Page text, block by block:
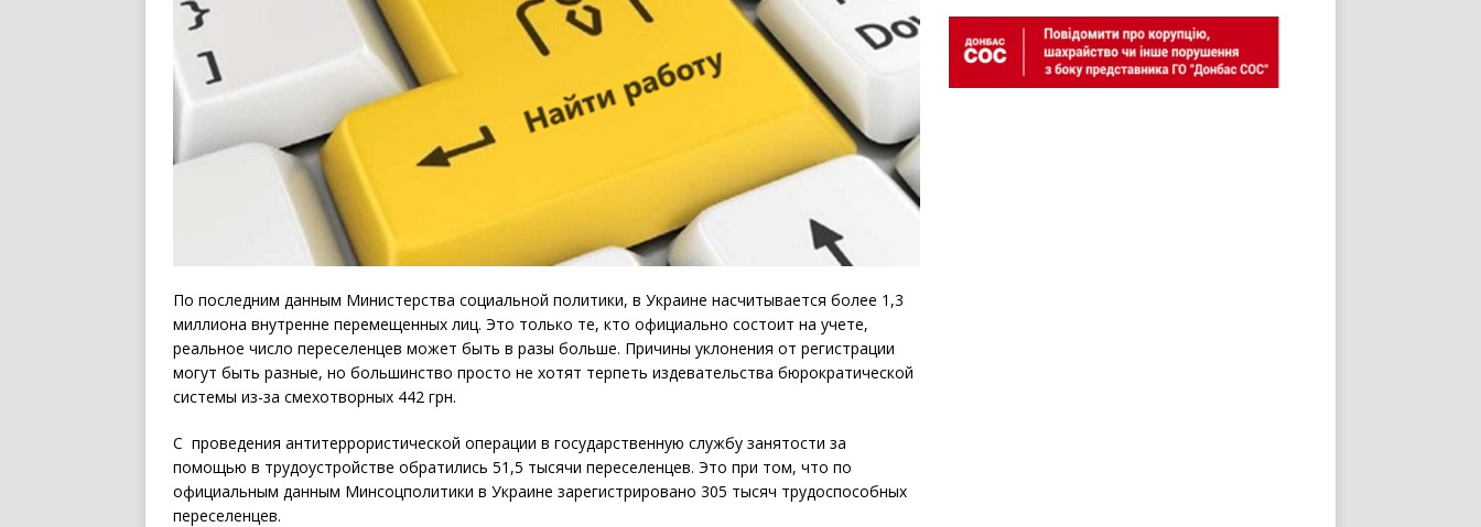
По последним данным Министерства социальной политики, в Украине насчитывается более 1,3
миллиона внутренне перемещенных лиц. Это только те, кто официально состоит на учете,
реальное число переселенцев может быть в разы больше. Причины уклонения от регистрации
могут быть разные, но большинство просто не хотят терпеть издевательства бюрократической
системы из-за смехотворных 442 грн.
С проведения антитеррористической операции в государственную службу занятости за
помощью в трудоустройстве обратились 51,5 тысячи переселенцев. Это при том, что по
официальным данным Минсоцполитики в Украине зарегистрировано 305 тысяч трудоспособных
переселенцев.